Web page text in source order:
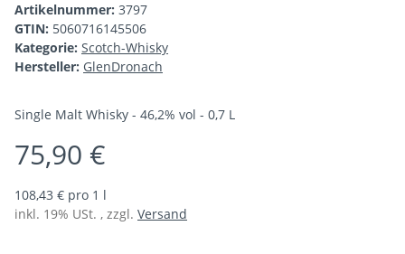
Artikelnummer: 3797
GTIN: 5060716145506
Kategorie: Scotch-Whisky
Hersteller: GlenDronach
Single Malt Whisky - 46,2% vol - 0,7 L
75,90 €
108,43 € pro 1 l
inkl. 19% USt. , zzgl. Versand